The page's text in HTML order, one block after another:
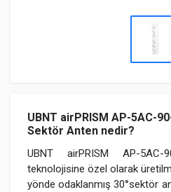
UBNT airPRISM AP-5AC-
Sektör Anten nedir?
UBNT airPRISM AP-5AC-
teknolojisine özel olarak
yönde odaklanmış 30°sektör